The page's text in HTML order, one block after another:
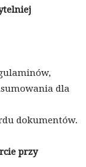
dla
dokumentów.
przy